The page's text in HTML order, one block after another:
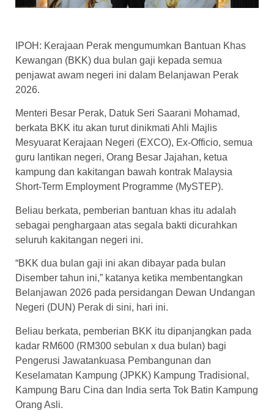
IPOH: Kerajaan Perak mengumumkan Bantuan Khas
Kewangan (BKK) dua bulan gaji kepada semua
penjawat awam negeri ini dalam Belanjawan Perak
2026.
Menteri Besar Perak, Datuk Seri Saarani Mohamad,
berkata BKK itu akan turut dinikmati Ahli Majlis
Mesyuarat Kerajaan Negeri (EXCO), Ex-Officio, semua
guru lantikan negeri, Orang Besar Jajahan, ketua
kampung dan kakitangan bawah kontrak Malaysia
Short-Term Employment Programme (MySTEP).
Beliau berkata, pemberian bantuan khas itu adalah
sebagai penghargaan atas segala bakti dicurahkan
seluruh kakitangan negeri ini.
“BKK dua bulan gaji ini akan dibayar pada bulan
Disember tahun ini,” katanya ketika membentangkan
Belanjawan 2026 pada persidangan Dewan Undangan
Negeri (DUN) Perak di sini, hari ini.
Beliau berkata, pemberian BKK itu dipanjangkan pada
kadar RM600 (RM300 sebulan x dua bulan) bagi
Pengerusi Jawatankuasa Pembangunan dan
Keselamatan Kampung (JPKK) Kampung Tradisional,
Kampung Baru Cina dan India serta Tok Batin Kampung
Orang Asli.